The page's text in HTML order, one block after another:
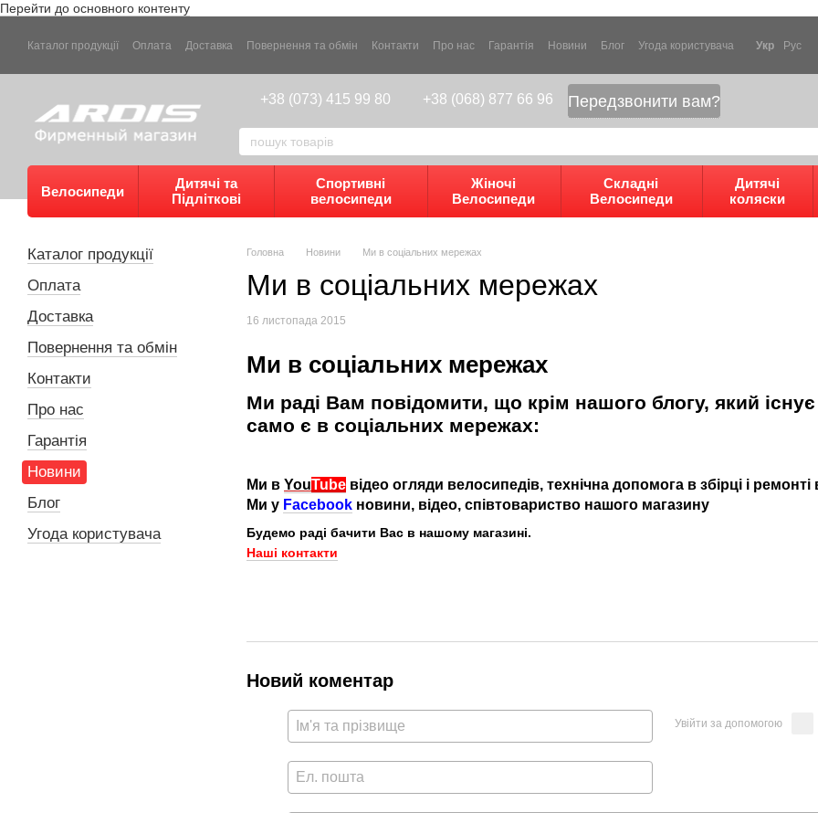
Перейти до основного контенту
Каталог продукції Оплата Доставка Повернення та обмін Контакти Про нас Гарантія Новини Блог Угода користувача Укр
Рус
+38 (073) 415 99 80 +38 (068) 877 66 96 Передзвонити вам?
Велосипеди
Дитячі та
Підліткові
Спортивні
велосипеди
Жіночі
Велосипеди
Складні
Велосипеди
Дитячі
коляски
Головна Новини Ми в соціальних мережах
Ми в соціальних мережах
16 листопада 2015
Ми в соціальних мережах
Ми раді Вам повідомити, що крім нашого блогу, який
само є в соціальних мережах:
Ми в YouTube відео огляди велосипедів, технічна допомога в збірці і
Ми у Facebook новини, відео, співтовариство нашого магазину
Будемо раді бачити Вас в нашому магазині.
Наші контакти
Новий коментар
Увійти за допомогою
Каталог продукції
Оплата
Доставка
Повернення та обмін
Контакти
Про нас
Гарантія
Новини
Блог
Угода користувача